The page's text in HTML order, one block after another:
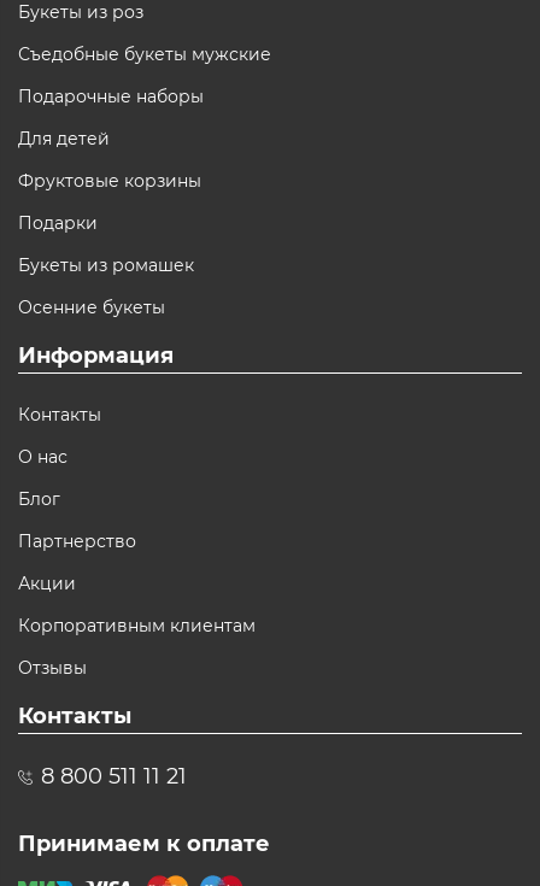
Букеты из роз
Съедобные букеты мужские
Подарочные наборы
Для детей
Фруктовые корзины
Подарки
Букеты из ромашек
Осенние букеты
Информация
Контакты
О нас
Блог
Партнерство
Акции
Корпоративным клиентам
Отзывы
Контакты
8 800 511 11 21
Принимаем к оплате